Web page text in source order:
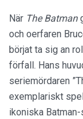
När The Batman
och oerfaren
börjat ta sig an
förfall. Hans
seriemördaren
exemplariskt
ikoniska